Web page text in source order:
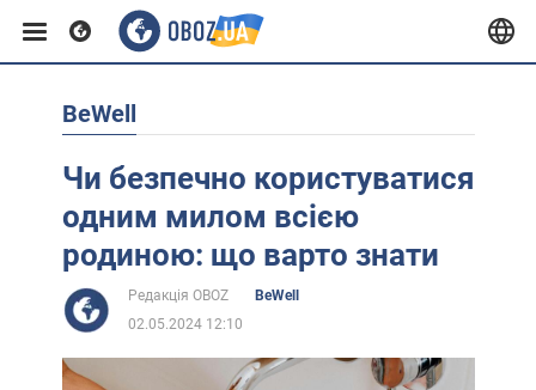
Європа
Африка
BeWell
Чи безпечно користуватися
одним милом всією
родиною: що варто знати
Редакція OBOZ
BeWell
02.05.2024 12:10